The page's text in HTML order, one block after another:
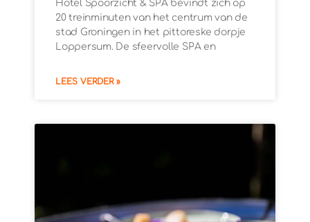
Hotel Spoorzicht & SPA bevindt zich op
20 treinminuten van het centrum van de
stad Groningen in het pittoreske dorpje
Loppersum. De sfeervolle SPA en
LEES VERDER »